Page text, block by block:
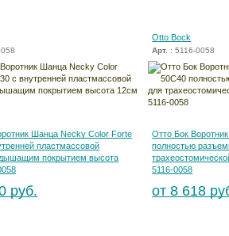
Шанца Necky Color Forte
пластмассовой
дышащим покрытием высота
руб.
Otto Bock
Арт. : 5116-0058
Отто Бок
полностью
5116-0058
от 8 618